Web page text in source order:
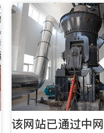
该网站已通过中